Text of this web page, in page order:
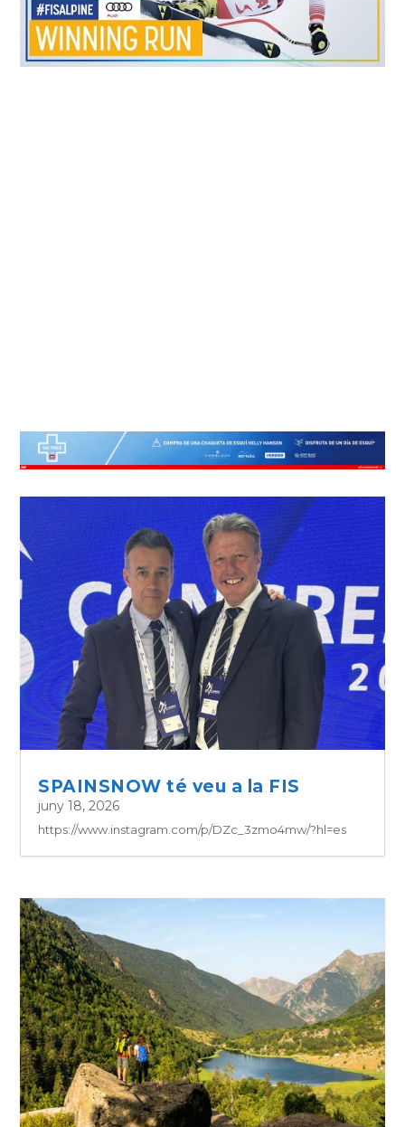
SPAINSNOW té veu a la FIS
juny 18, 2026
https://www.instagram.com/p/DZc_3zmo4mw/?hl=es